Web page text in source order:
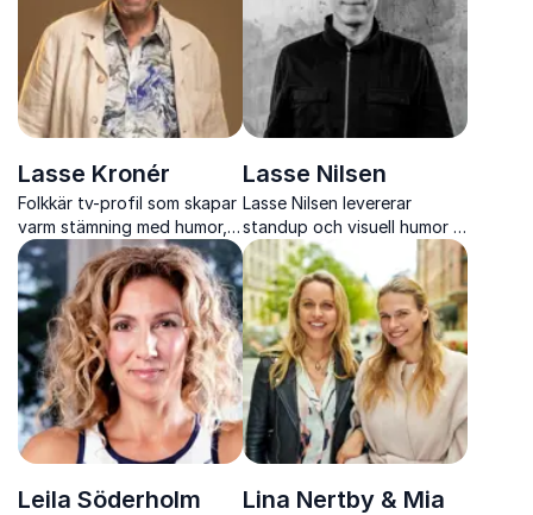
Lasse Kronér
Folkkär tv-profil som skapar
varm stämning med humor,
musikalitet och trygg
scennärvaro vid alla typer
av event.
Lasse Nilsen
Lasse Nilsen levererar
standup och visuell humor i
en stil som ingen annan och
skapar skratt som förenar
publiken.
Leila Söderholm
Lina Nertby & Mia